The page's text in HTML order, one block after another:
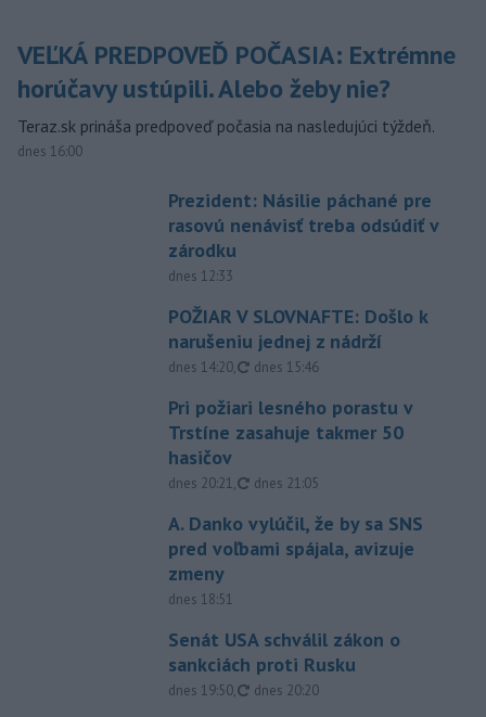
VEĽKÁ PREDPOVEĎ POČASIA: Extrémne
horúčavy ustúpili. Alebo žeby nie?
Teraz.sk prináša predpoveď počasia na nasledujúci týždeň.
dnes 16:00
Prezident: Násilie páchané pre
rasovú nenávisť treba odsúdiť v
zárodku
dnes 12:33
POŽIAR V SLOVNAFTE: Došlo k
narušeniu jednej z nádrží
dnes 14:20, aktualizované
dnes 15:46
Pri požiari lesného porastu v
Trstíne zasahuje takmer 50
hasičov
dnes 20:21, aktualizované
dnes 21:05
A. Danko vylúčil, že by sa SNS
pred voľbami spájala, avizuje
zmeny
dnes 18:51
Senát USA schválil zákon o
sankciách proti Rusku
dnes 19:50, aktualizované
dnes 20:20